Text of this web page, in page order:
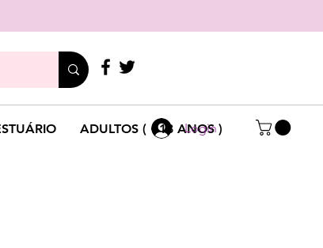
ADULTOS ( +18 ANOS )
Login